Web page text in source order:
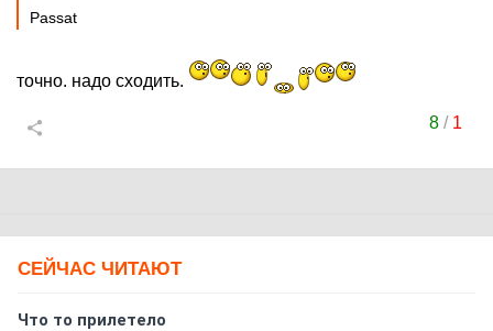
Passat
точно. надо сходить.
8/ 1
СЕЙЧАС ЧИТАЮТ
Что то прилетело